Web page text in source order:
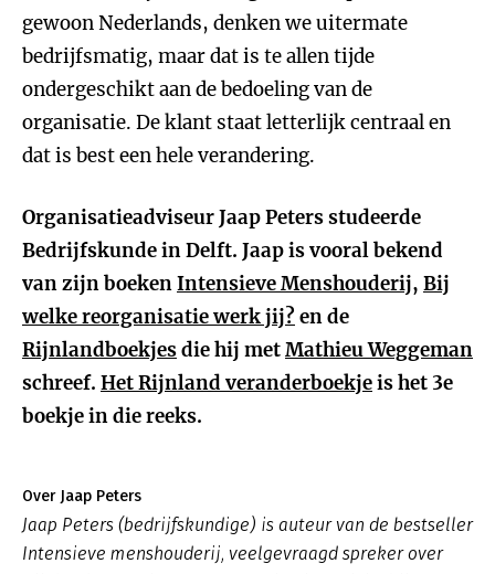
gewoon Nederlands, denken we uitermate
bedrijfsmatig, maar dat is te allen tijde
ondergeschikt aan de bedoeling van de
organisatie. De klant staat letterlijk centraal en
dat is best een hele verandering.
Organisatieadviseur Jaap Peters studeerde
Bedrijfskunde in Delft. Jaap is vooral bekend
van zijn boekenIntensieve Menshouderij, Bij
welke reorganisatie werk jij? en de
Rijnlandboekjesdie hij metMathieu Weggeman
schreef. Het Rijnland veranderboekjeis het 3e
boekje in die reeks.
Over Jaap Peters
Jaap Peters (bedrijfskundige) is auteur van de bestseller
Intensieve menshouderij, veelgevraagd spreker over